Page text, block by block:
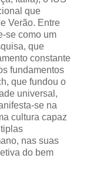
que
Verão. Entre
se como um
que
constante
fundamentos
que fundou o
universal,
se na
cultura capaz
nas suas
do bem